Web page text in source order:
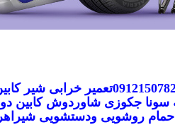
09121507825تعمیر خرابی شیر
سونا جکوزی شاوردوش کابین
حمام روشویی ودستشویی